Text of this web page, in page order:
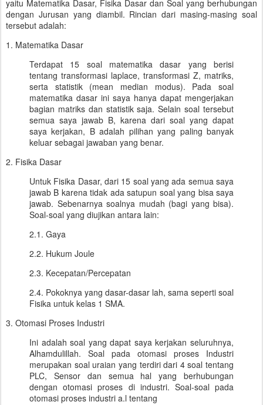
yaitu Matematika Dasar, Fisika Dasar dan Soal yang berhubungan
dengan Jurusan yang diambil. Rincian dari masing-masing soal
tersebut adalah:
1. Matematika Dasar
Terdapat 15 soal matematika dasar yang berisi
tentang transformasi laplace, transformasi Z, matriks,
serta statistik (mean median modus). Pada soal
matematika dasar ini saya hanya dapat mengerjakan
bagian matriks dan statistik saja. Selain soal tersebut
semua saya jawab B, karena dari soal yang dapat
saya kerjakan, B adalah pilihan yang paling banyak
keluar sebagai jawaban yang benar.
2. Fisika Dasar
Untuk Fisika Dasar, dari 15 soal yang ada semua saya
jawab B karena tidak ada satupun soal yang bisa saya
jawab. Sebenarnya soalnya mudah (bagi yang bisa).
Soal-soal yang diujikan antara lain:
2.1. Gaya
2.2. Hukum Joule
2.3. Kecepatan/Percepatan
2.4. Pokoknya yang dasar-dasar lah, sama seperti soal
Fisika untuk kelas 1 SMA.
3. Otomasi Proses Industri
Ini adalah soal yang dapat saya kerjakan seluruhnya,
Alhamdulillah. Soal pada otomasi proses Industri
merupakan soal uraian yang terdiri dari 4 soal tentang
PLC, Sensor dan semua hal yang berhubungan
dengan otomasi proses di industri. Soal-soal pada
otomasi proses industri a.l tentang